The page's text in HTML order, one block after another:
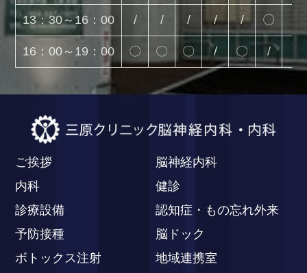
13：30～16：00 / / / / / 〇
16：00～19：00 〇 〇 〇 / 〇 /
ご挨拶
脳神経内科
内科
健診
診療設備
認知症・もの忘れ外来
予防接種
脳ドック
ボトックス注射
地域連携室